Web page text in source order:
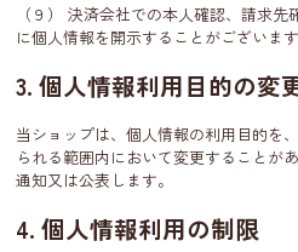
（９） 決済会社での本人確認、請求
に個人情報を開示することがございます
3. 個人情報利用目的の変
当ショップは、個人情報の利用目的を
られる範囲内において変更することが
通知又は公表します。
4. 個人情報利用の制限